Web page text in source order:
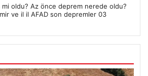
mi oldu? Az önce deprem nerede oldu?
ve il il AFAD son depremler 03